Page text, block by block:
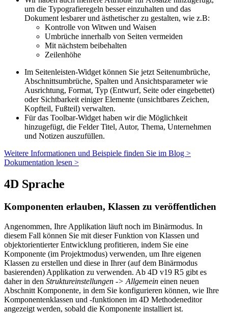
um die Typografieregeln besser einzuhalten und das
Dokument lesbarer und ästhetischer zu gestalten, wie z.B:
Kontrolle von Witwen und Waisen
Umbrüche innerhalb von Seiten vermeiden
Mit nächstem beibehalten
Zeilenhöhe
Im Seitenleisten-Widget können Sie jetzt Seitenumbrüche,
Abschnittsumbrüche, Spalten und Ansichtsparameter wie
Ausrichtung, Format, Typ (Entwurf, Seite oder eingebettet)
oder Sichtbarkeit einiger Elemente (unsichtbares Zeichen,
Kopfteil, Fußteil) verwalten.
Für das Toolbar-Widget haben wir die Möglichkeit
hinzugefügt, die Felder Titel, Autor, Thema, Unternehmen
und Notizen auszufüllen.
Weitere Informationen und Beispiele finden Sie im Blog >
Dokumentation lesen >
4D Sprache
Komponenten erlauben, Klassen zu veröffentlichen
Angenommen, Ihre Applikation läuft noch im Binärmodus. In
diesem Fall können Sie mit dieser Funktion von Klassen und
objektorientierter Entwicklung profitieren, indem Sie eine
Komponente (im Projektmodus) verwenden, um Ihre eigenen
Klassen zu erstellen und diese in Ihrer (auf dem Binärmodus
basierenden) Applikation zu verwenden. Ab 4D v19 R5 gibt es
daher in den Struktureinstellungen -> Allgemein einen neuen
Abschnitt Komponente, in dem Sie konfigurieren können, wie Ihre
Komponentenklassen und -funktionen im 4D Methodeneditor
angezeigt werden, sobald die Komponente installiert ist.